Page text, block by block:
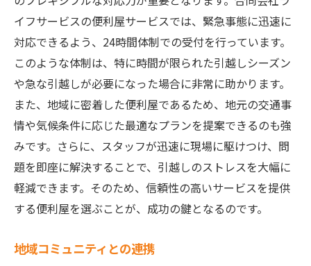
イフサービスの便利屋サービスでは、緊急事態に迅速に
対応できるよう、24時間体制での受付を行っています。
このような体制は、特に時間が限られた引越しシーズン
や急な引越しが必要になった場合に非常に助かります。
また、地域に密着した便利屋であるため、地元の交通事
情や気候条件に応じた最適なプランを提案できるのも強
みです。さらに、スタッフが迅速に現場に駆けつけ、問
題を即座に解決することで、引越しのストレスを大幅に
軽減できます。そのため、信頼性の高いサービスを提供
する便利屋を選ぶことが、成功の鍵となるのです。
地域コミュニティとの連携